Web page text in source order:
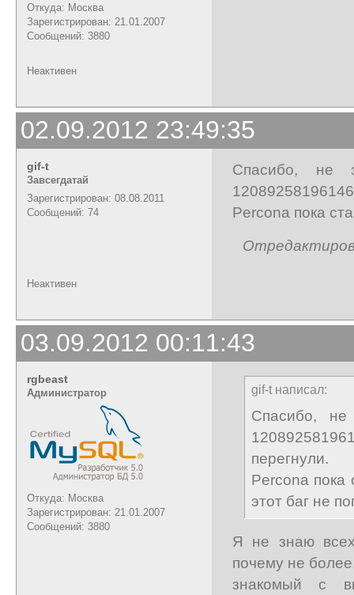
Откуда: Москва
Зарегистрирован: 21.01.2007
Сообщений: 3880
Неактивен
02.09.2012 23:49:35
gif-t
Завсегдатай
Зарегистрирован: 08.08.2011
Сообщений: 74
Спасибо, не
Percona пока
Неактивен
03.09.2012 00:11:43
rgbeast
Администратор
Откуда: Москва
Зарегистрирован: 21.01.2007
Сообщений: 3880
gif-t написал:
Спасибо,
перегнули.
Percona пока
этот баг не
Я не знаю
почему не
знакомый с